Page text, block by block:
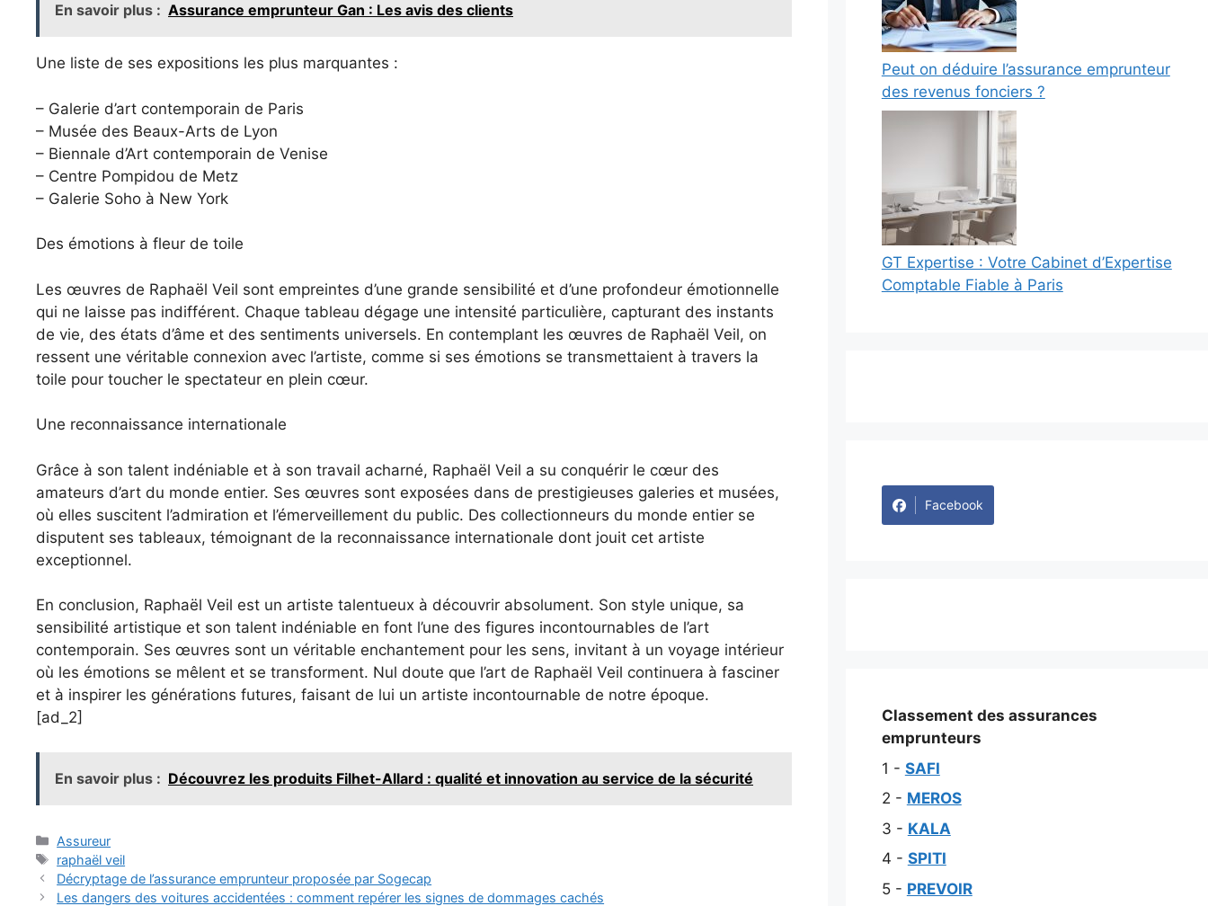
En savoir plus : Assurance emprunteur Gan : Les avis des clients
Une liste de ses expositions les plus marquantes :
– Galerie d’art contemporain de Paris
– Musée des Beaux-Arts de Lyon
– Biennale d’Art contemporain de Venise
– Centre Pompidou de Metz
– Galerie Soho à New York
Des émotions à fleur de toile
Les œuvres de Raphaël Veil sont empreintes d’une grande sensibilité et d’une profondeur émotionnelle
qui ne laisse pas indifférent. Chaque tableau dégage une intensité particulière, capturant des instants
de vie, des états d’âme et des sentiments universels. En contemplant les œuvres de Raphaël Veil, on
ressent une véritable connexion avec l’artiste, comme si ses émotions se transmettaient à travers la
toile pour toucher le spectateur en plein cœur.
Une reconnaissance internationale
Grâce à son talent indéniable et à son travail acharné, Raphaël Veil a su conquérir le cœur des
amateurs d’art du monde entier. Ses œuvres sont exposées dans de prestigieuses galeries et musées,
où elles suscitent l’admiration et l’émerveillement du public. Des collectionneurs du monde entier se
disputent ses tableaux, témoignant de la reconnaissance internationale dont jouit cet artiste
exceptionnel.
En conclusion, Raphaël Veil est un artiste talentueux à découvrir absolument. Son style unique, sa
sensibilité artistique et son talent indéniable en font l’une des figures incontournables de l’art
contemporain. Ses œuvres sont un véritable enchantement pour les sens, invitant à un voyage intérieur
où les émotions se mêlent et se transforment. Nul doute que l’art de Raphaël Veil continuera à fasciner
et à inspirer les générations futures, faisant de lui un artiste incontournable de notre époque.
[ad_2]
En savoir plus : Découvrez les produits Filhet-Allard : qualité et innovation au service de la sécurité
Catégories
Assureur
Étiquettes
raphaël veil
Décryptage de l’assurance emprunteur proposée par Sogecap
Les dangers des voitures accidentées : comment repérer les signes de dommages cachés
Peut on déduire l’assurance emprunteur
des revenus fonciers ?
GT Expertise : Votre Cabinet d’Expertise
Comptable Fiable à Paris
Facebook
Classement des assurances
emprunteurs
1 - SAFI
2 - MEROS
3 - KALA
4 - SPITI
5 - PREVOIR